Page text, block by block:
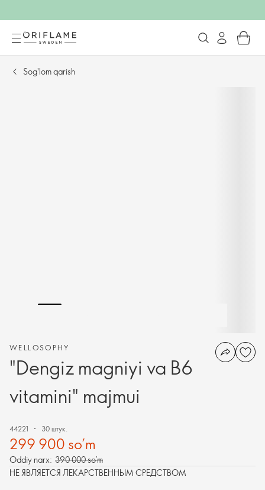
Sog'lom qarish
WELLOSOPHY
"Dengiz magniyi va B6
vitamini" majmui
44221 30 штук.
299 900 so’m
Oddiy narx: 390 000 so’m
НЕ ЯВЛЯЕТСЯ ЛЕКАРСТВЕННЫМ СРЕДСТВОМ